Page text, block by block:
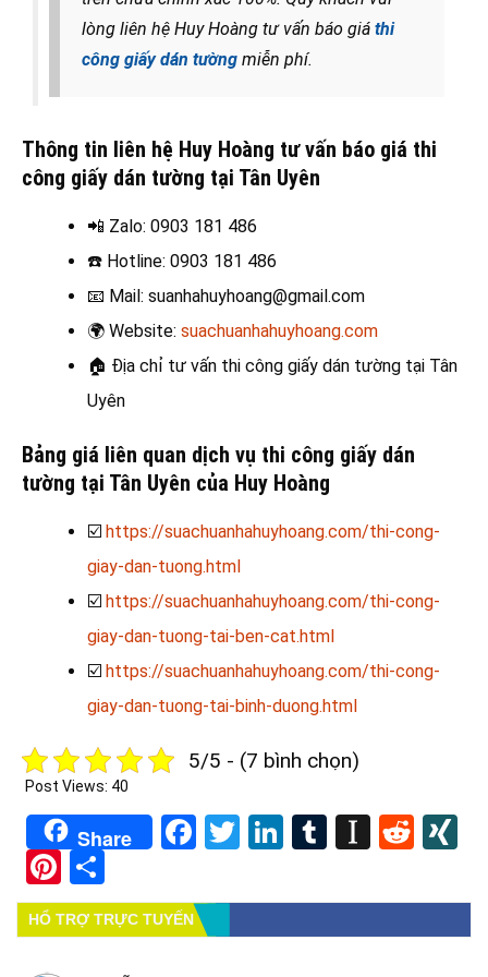
lòng liên hệ Huy Hoàng tư vấn báo giá thi
công giấy dán tường miễn phí.
Thông tin liên hệ Huy Hoàng tư vấn báo giá thi
công giấy dán tường tại Tân Uyên
📲 Zalo: 0903 181 486
☎️ Hotline: 0903 181 486
📧 Mail: suanhahuyhoang@gmail.com
🌍 Website: suachuanhahuyhoang.com
🏠 Địa chỉ tư vấn thi công giấy dán tường tại Tân
Uyên
Bảng giá liên quan dịch vụ thi công giấy dán
tường tại Tân Uyên của Huy Hoàng
☑️ https://suachuanhahuyhoang.com/thi-cong-
giay-dan-tuong.html
☑️ https://suachuanhahuyhoang.com/thi-cong-
giay-dan-tuong-tai-ben-cat.html
☑️ https://suachuanhahuyhoang.com/thi-cong-
giay-dan-tuong-tai-binh-duong.html
5/5 - (7 bình chọn)
Post Views: 40
Share Facebook
TwitterLinkedIn
Tumblr
Pinterest
HỔ TRỢ TRỰC TUYẾN